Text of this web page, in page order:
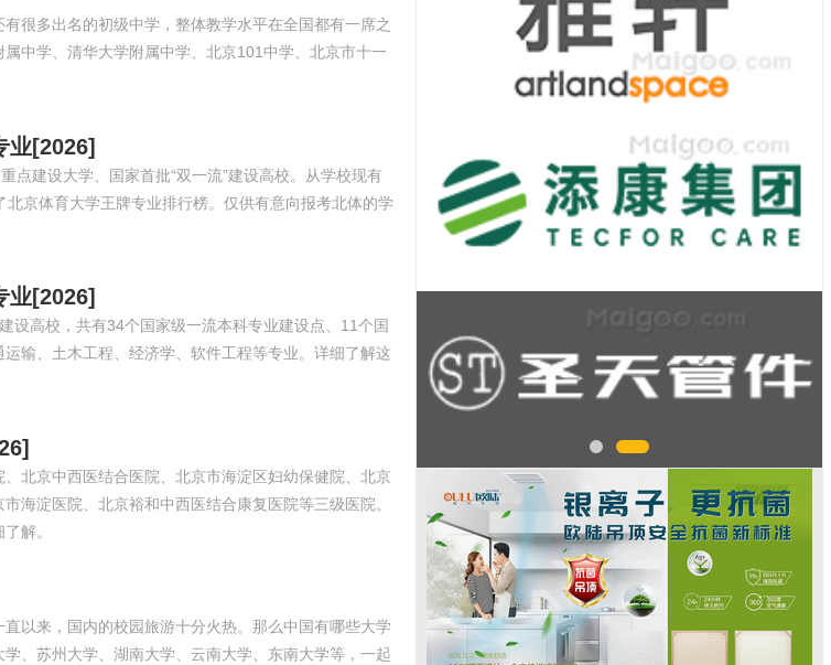
很多出名的初级中学，整体教学水平在全国都有一席之
中学、清华大学附属中学、北京101中学、北京市十一
业[2026]
点建设大学、国家首批“双一流”建设高校。从学校现有
京体育大学王牌专业排行榜。仅供有意向报考北体的学
业[2026]
设高校，共有34个国家级一流本科专业建设点、11个国
输、土木工程、经济学、软件工程等专业。详细了解这
北京中西医结合医院、北京市海淀区妇幼保健院、北京
海淀医院、北京裕和中西医结合康复医院等三级医院。
解。
以来，国内的校园旅游十分火热。那么中国有哪些大学
、苏州大学、湖南大学、云南大学、东南大学等，一起